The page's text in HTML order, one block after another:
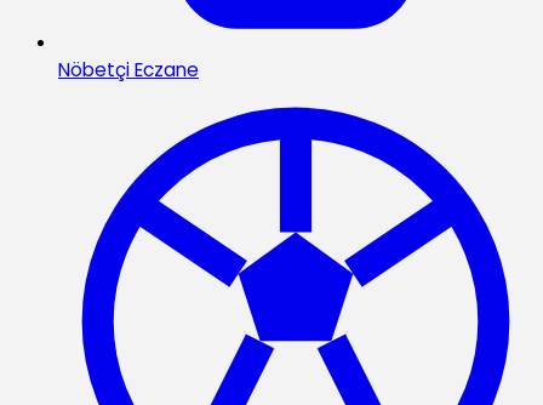
Nöbetçi Eczane